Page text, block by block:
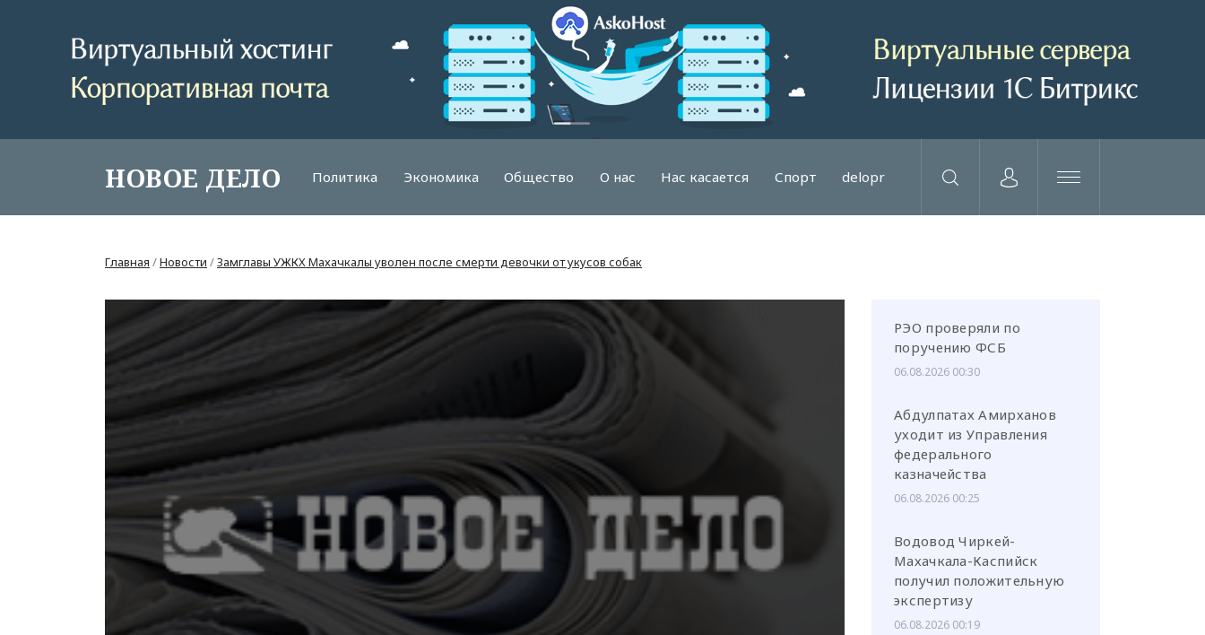
НОВОЕ ДЕЛО Политика Экономика Общество О нас Нас касается Спорт delopr
Главная /Новости /Замглавы УЖКХ Махачкалы уволен после смерти девочки от укусов собак
РЭО проверяли по
поручению ФСБ
06.08.2026 00:30
Абдулпатах Амирханов
уходит из Управления
федерального
казначейства
06.08.2026 00:25
Водовод Чиркей-
Махачкала-Каспийск
получил положительную
экспертизу
06.08.2026 00:19